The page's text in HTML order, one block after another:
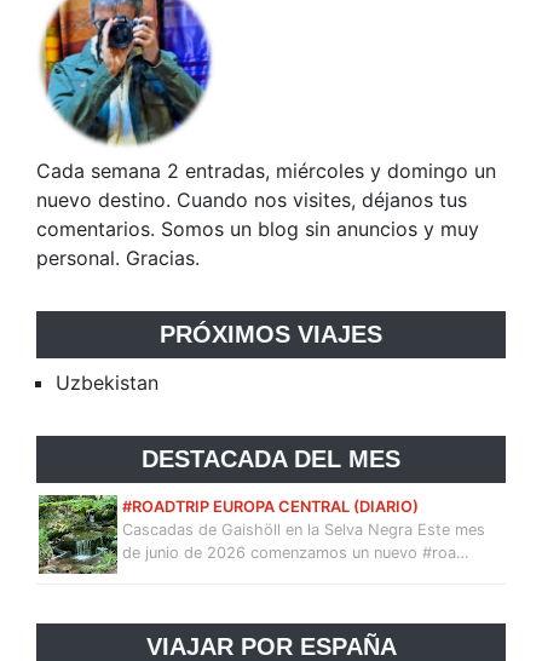
Cada semana 2 entradas, miércoles y domingo un
nuevo destino. Cuando nos visites, déjanos tus
comentarios. Somos un blog sin anuncios y muy
personal. Gracias.
PRÓXIMOS VIAJES
Uzbekistan
DESTACADA DEL MES
#ROADTRIP EUROPA CENTRAL (DIARIO)
Cascadas de Gaishöll en la Selva Negra Este mes
de junio de 2026 comenzamos un nuevo #roa…
VIAJAR POR ESPAÑA